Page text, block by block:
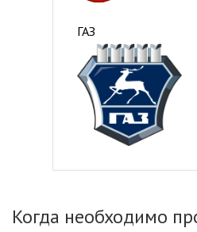
ГАЗ
Когда необходимо